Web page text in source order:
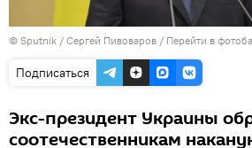
© Sputnik / Сергей Пивоваров / Перейти в
Подписаться
Экс-президент Украины
соотечественникам